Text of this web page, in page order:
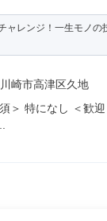
ャレンジ！一生モノの
崎市高津区久地
＞ 特になし ＜歓